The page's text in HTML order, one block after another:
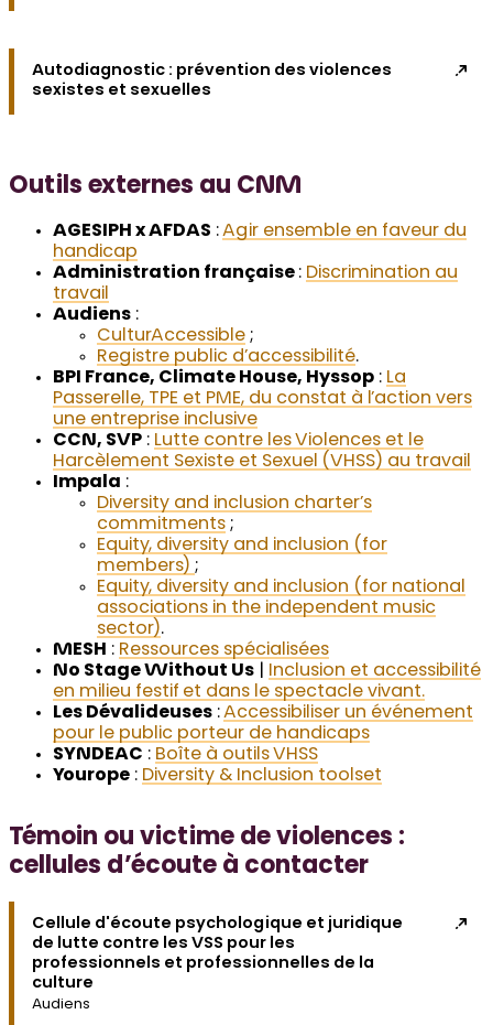
Autodiagnostic : prévention des violences
sexistes et sexuelles
Outils externes au CNM
AGESIPH x AFDAS :Agir ensemble en faveur du
handicap
Administration française : Discrimination au
travail
Audiens :
CulturAccessible ;
Registre public d’accessibilité.
BPI France, Climate House, Hyssop : La
Passerelle, TPE et PME, du constat à l’action vers
une entreprise inclusive
CCN, SVP : Lutte contre les Violences et le
Harcèlement Sexiste et Sexuel (VHSS) au travail
Impala :
Diversity and inclusion charter’s
commitments ;
Equity, diversity and inclusion (for
members) ;
Equity, diversity and inclusion (for national
associations in the independent music
sector).
MESH : Ressources spécialisées
No Stage Without Us
Inclusion et accessibilité
en milieu festif et dans le spectacle vivant.
Les Dévalideuses :Accessibiliser un événement
pour le public porteur de handicaps
SYNDEAC : Boîte à outils VHSS
Yourope : Diversity & Inclusion toolset
Témoin ou victime de violences :
cellules d’écoute à contacter
Cellule d'écoute psychologique et juridique
de lutte contre les VSS pour les
professionnels et professionnelles de la
culture
Audiens